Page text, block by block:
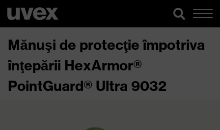
Mănuşi de protecţie împotriva
înţepării HexArmor®
PointGuard® Ultra 9032